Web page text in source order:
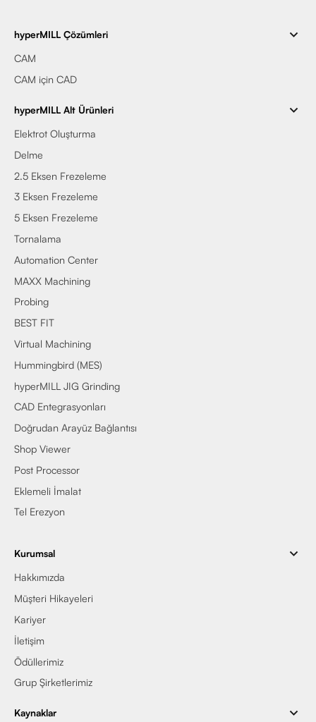
hyperMILL Çözümleri
CAM
CAM için CAD
hyperMILL Alt Ürünleri
Elektrot Oluşturma
Delme
2.5 Eksen Frezeleme
3 Eksen Frezeleme
5 Eksen Frezeleme
Tornalama
Automation Center
MAXX Machining
Probing
BEST FIT
Virtual Machining
Hummingbird (MES)
hyperMILL JIG Grinding
CAD Entegrasyonları
Doğrudan Arayüz Bağlantısı
Shop Viewer
Post Processor
Eklemeli İmalat
Tel Erezyon
Kurumsal
Hakkımızda
Müşteri Hikayeleri
Kariyer
İletişim
Ödüllerimiz
Grup Şirketlerimiz
Kaynaklar